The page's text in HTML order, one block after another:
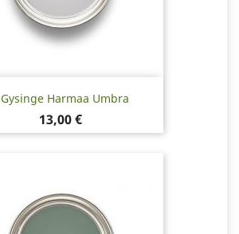
Gysinge Harmaa Umbra
Hinta
13,00 €